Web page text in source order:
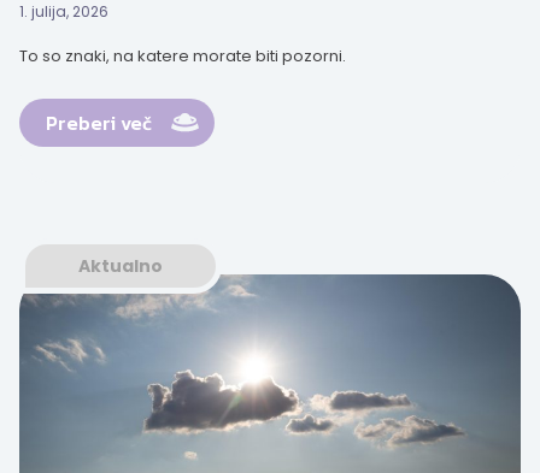
1. julija, 2026
To so znaki, na katere morate biti pozorni.
Preberi več
Aktualno